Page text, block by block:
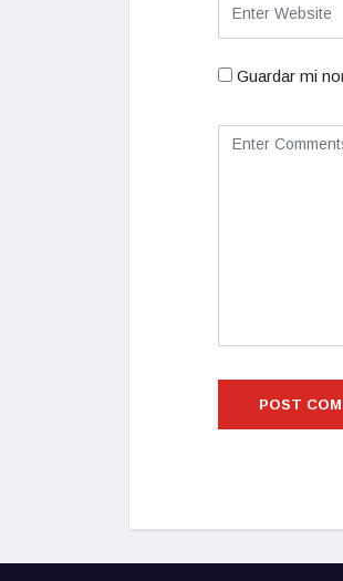
Guardar mi